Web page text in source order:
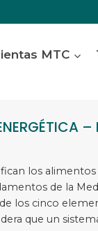
MTC
los
de la
los cinco
que un